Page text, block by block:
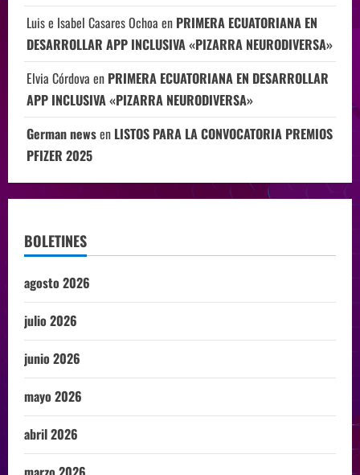
Luis e Isabel Casares Ochoa en PRIMERA ECUATORIANA EN
DESARROLLAR APP INCLUSIVA «PIZARRA NEURODIVERSA»
Elvia Córdova en PRIMERA ECUATORIANA EN DESARROLLAR
APP INCLUSIVA «PIZARRA NEURODIVERSA»
German newsen LISTOS PARA LA CONVOCATORIA PREMIOS
PFIZER 2025
BOLETINES
agosto 2026
julio 2026
junio 2026
mayo 2026
abril 2026